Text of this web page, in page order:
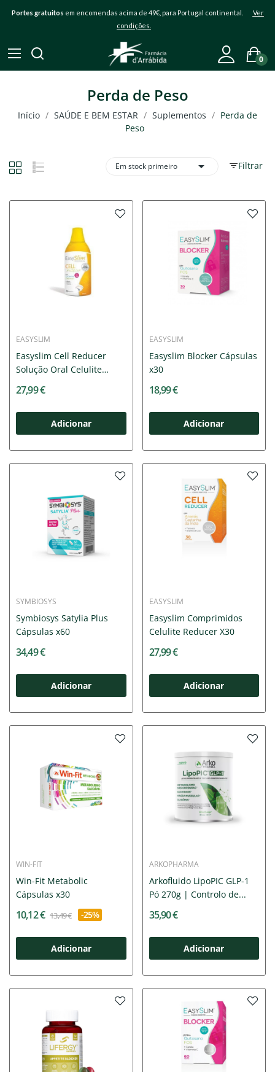
Portes gratuitos em encomendas acima de 49€, para Portugal continental. Ver
condições.
0
Perda de Peso
Início SAÚDE E BEM ESTAR Suplementos
Perda de
Peso
Filtrar
Em stock primeiro 
EASYSLIM
Easyslim Cell Reducer
Solução Oral Celulite
27,99 €
Adicionar
EASYSLIM
Easyslim Blocker Cápsulas
x30
18,99 €
Adicionar
SYMBIOSYS
Symbiosys Satylia Plus
Cápsulas x60
34,49 €
Adicionar
EASYSLIM
Easyslim Comprimidos
Celulite Reducer X30
27,99 €
Adicionar
WIN-FIT
Win-Fit Metabolic
Cápsulas x30
10,12 € 13,49 € -25%
Adicionar
ARKOPHARMA
Arkofluido LipoPIC GLP-1
Pó 270g | Controlo de...
35,90 €
Adicionar